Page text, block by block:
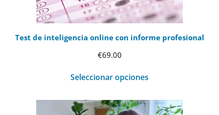
Test de inteligencia online con informe profesional
€69.00
Seleccionar opciones